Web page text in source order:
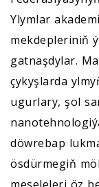
Ylymlar
mekdepleriniň
gatnaşdylar.
çykyşlarda
ugurlary, şol
döwrebap
ösdürmegiň